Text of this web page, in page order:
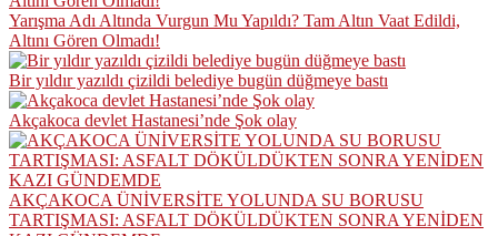
Yarışma Adı Altında Vurgun Mu Yapıldı? Tam Altın Vaat Edildi,
Altını Gören Olmadı!
Bir yıldır yazıldı çizildi belediye bugün düğmeye bastı
Akçakoca devlet Hastanesi’nde Şok olay
AKÇAKOCA ÜNİVERSİTE YOLUNDA SU BORUSU
TARTIŞMASI: ASFALT DÖKÜLDÜKTEN SONRA YENİDEN